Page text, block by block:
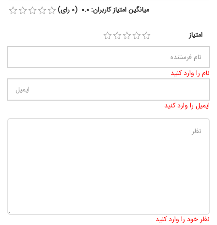
میانگین امتیاز کاربران: 0.0 (0 رای)
امتیاز
نام را وارد کنید
ایمیل را وارد کنید
نظر خود را وارد کنید